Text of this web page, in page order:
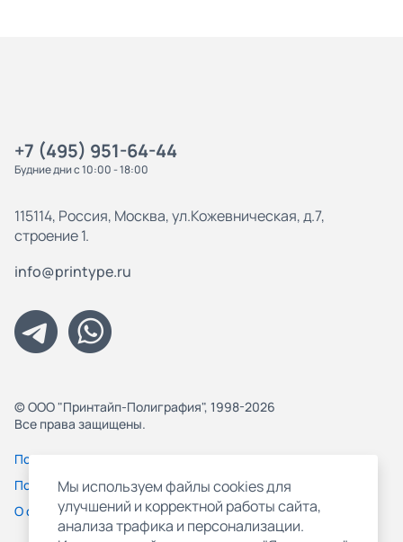
+7 (495) 951-64-44
Будние дни с 10:00 - 18:00
115114, Россия, Москва, ул.Кожевническая, д.7,
строение 1.
info@printype.ru
© ООО "Принтайп-Полиграфия", 1998-2026
Все права защищены.
Политика конфиденциальности
Пользовательское соглашение
О файлах Cookie
Мы используем файлы cookies для
улучшений и корректной работы сайта,
анализа трафика и персонализации.